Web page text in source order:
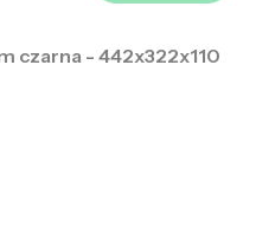
czarna - 442x322x110